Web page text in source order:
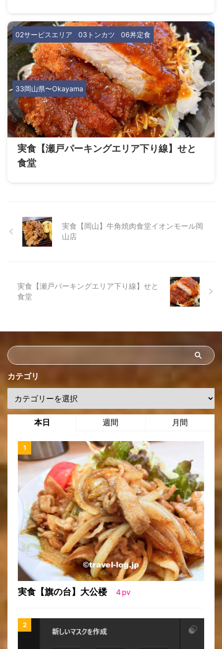
02サービスエリア 03トンカツ 06丼定食
33岡山県〜Okayama
実食【瀬戸パーキングエリア下り線】せと
食堂
実食【岡山】牛角焼肉食堂イオンモール岡
山店
実食【瀬戸パーキングエリア下り線】せと
食堂
カテゴリ
本日 週間 月間
実食【旗の台】大公楼 4 pv